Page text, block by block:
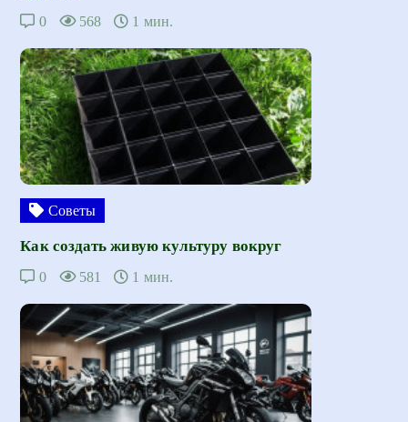
0 568 1 мин.
Советы
Как создать живую культуру вокруг
0 581 1 мин.